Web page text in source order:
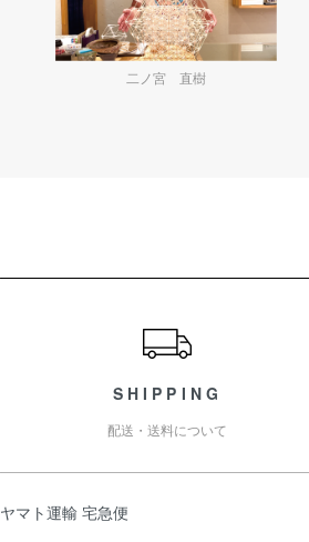
二ノ宮 直樹
SHIPPING
配送・送料について
ヤマト運輸 宅急便